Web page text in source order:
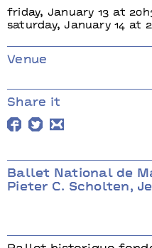
Ballet National de
Pieter C. Scholten,
friday, January 13 at
saturday, January 14 at
Venue
Share it